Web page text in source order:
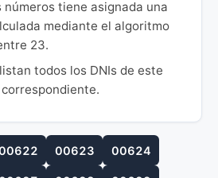
números tiene asignada una
mediante el algoritmo
23.
todos los DNIs de este
00623 00624